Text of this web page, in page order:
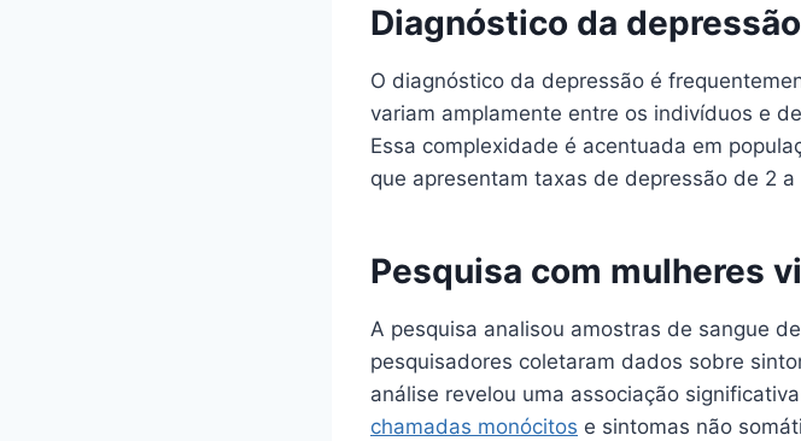
Diagnóstico da
O diagnóstico da depressão é
variam amplamente entre os indivíduos e
Essa complexidade é acentuada em
que apresentam taxas de depressão de 2
Pesquisa com mulheres
A pesquisa analisou amostras de sangue
pesquisadores coletaram dados sobre
análise revelou uma associação
chamadas monócitos e sintomas não